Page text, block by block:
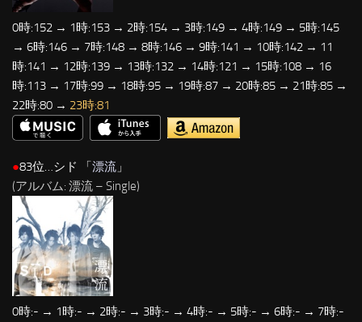
0時:152 → 1時:153 → 2時:154 → 3時:149 → 4時:149 → 5時:145
→ 6時:146 → 7時:148 → 8時:146 → 9時:141 → 10時:142 → 11
時:141 → 12時:139 → 13時:132 → 14時:121 → 15時:108 → 16
時:113 → 17時:99 → 18時:95 → 19時:87 → 20時:85 → 21時:85 →
22時:80 → 23時:81
●83位…シド 「 漂流 」
(アルバム: 漂流 – Single)
0時:- → 1時:- → 2時:- → 3時:- → 4時:- → 5時:- → 6時:- → 7時:-